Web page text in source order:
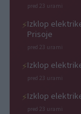
pred 23 urami
⚡Izklop
Prisoje
pred 23 urami
⚡Izklop
pred 23 urami
⚡Izklop
pred 23 urami